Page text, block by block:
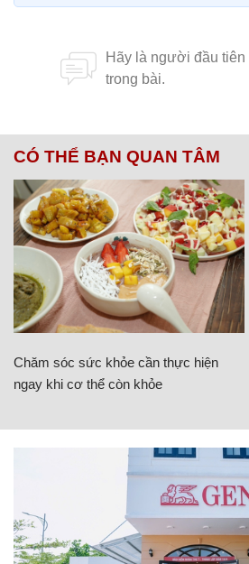
CÓ THỂ BẠN QUAN TÂM
Chăm sóc sức khỏe cần thực hiện
ngay khi cơ thể còn khỏe